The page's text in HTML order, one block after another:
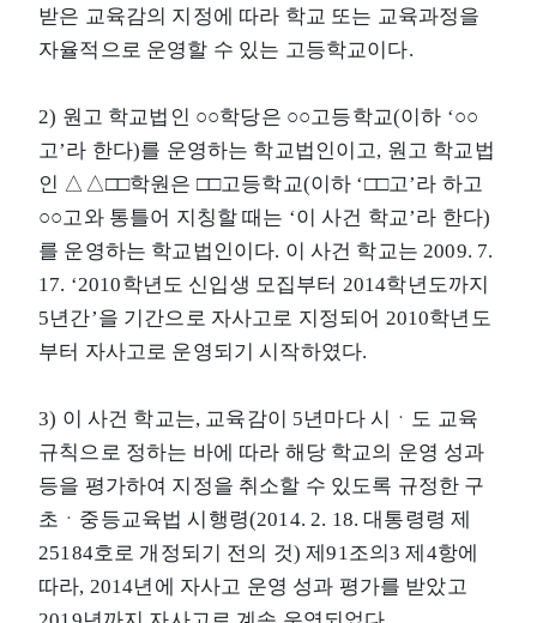
받은 교육감의 지정에 따라 학교 또는 교육과정을
자율적으로 운영할 수 있는 고등학교이다.
2) 원고 학교법인 ○○학당은 ○○고등학교(이하 ‘○○
고’라 한다)를 운영하는 학교법인이고, 원고 학교법
인 △△□□학원은 □□고등학교(이하 ‘□□고’라 하고
○○고와 통틀어 지칭할 때는 ‘이 사건 학교’라 한다)
를 운영하는 학교법인이다. 이 사건 학교는 2009. 7.
17. ‘2010학년도 신입생 모집부터 2014학년도까지
5년간’을 기간으로 자사고로 지정되어 2010학년도
부터 자사고로 운영되기 시작하였다.
3) 이 사건 학교는, 교육감이 5년마다 시ㆍ도 교육
규칙으로 정하는 바에 따라 해당 학교의 운영 성과
등을 평가하여 지정을 취소할 수 있도록 규정한 구
초ㆍ중등교육법 시행령(2014. 2. 18. 대통령령 제
25184호로 개정되기 전의 것) 제91조의3 제4항에
따라, 2014년에 자사고 운영 성과 평가를 받았고